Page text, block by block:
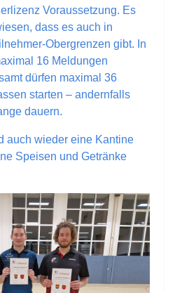
Voraussetzung. Es
dass es auch in
Obergrenzen gibt. In
16 Meldungen
dürfen maximal 36
starten – andernfalls
dauern.
auch wieder eine Kantine
Speisen und Getränke